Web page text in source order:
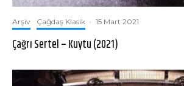
Arşiv Çağdaş Klasik · 15 Mart 2021
Çağrı Sertel – Kuytu (2021)